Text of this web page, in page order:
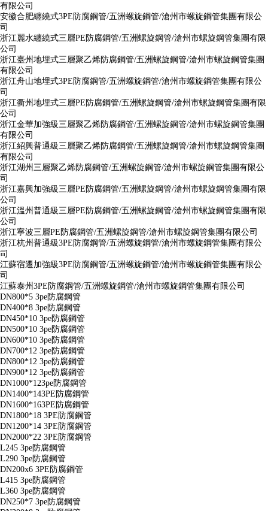
有限公司
安徽合肥纏繞式3PE防腐鋼管/五洲螺旋鋼管/滄州市螺旋鋼管集團有限公
司
浙江麗水纏繞式三層PE防腐鋼管/五洲螺旋鋼管/滄州市螺旋鋼管集團有限
公司
浙江臺州地埋式三層聚乙烯防腐鋼管/五洲螺旋鋼管/滄州市螺旋鋼管集團
有限公司
浙江舟山地埋式3PE防腐鋼管/五洲螺旋鋼管/滄州市螺旋鋼管集團有限公
司
浙江衢州地埋式三層PE防腐鋼管/五洲螺旋鋼管/滄州市螺旋鋼管集團有限
公司
浙江金華加強級三層聚乙烯防腐鋼管/五洲螺旋鋼管/滄州市螺旋鋼管集團
有限公司
浙江紹興普通級三層聚乙烯防腐鋼管/五洲螺旋鋼管/滄州市螺旋鋼管集團
有限公司
浙江湖州三層聚乙烯防腐鋼管/五洲螺旋鋼管/滄州市螺旋鋼管集團有限公
司
浙江嘉興加強級三層PE防腐鋼管/五洲螺旋鋼管/滄州市螺旋鋼管集團有限
公司
浙江溫州普通級三層PE防腐鋼管/五洲螺旋鋼管/滄州市螺旋鋼管集團有限
公司
浙江寧波三層PE防腐鋼管/五洲螺旋鋼管/滄州市螺旋鋼管集團有限公司
浙江杭州普通級3PE防腐鋼管/五洲螺旋鋼管/滄州市螺旋鋼管集團有限公
司
江蘇宿遷加強級3PE防腐鋼管/五洲螺旋鋼管/滄州市螺旋鋼管集團有限公
司
江蘇泰州3PE防腐鋼管/五洲螺旋鋼管/滄州市螺旋鋼管集團有限公司
DN800*5 3pe防腐鋼管
DN400*8 3pe防腐鋼管
DN450*10 3pe防腐鋼管
DN500*10 3pe防腐鋼管
DN600*10 3pe防腐鋼管
DN700*12 3pe防腐鋼管
DN800*12 3pe防腐鋼管
DN900*12 3pe防腐鋼管
DN1000*123pe防腐鋼管
DN1400*143PE防腐鋼管
DN1600*163PE防腐鋼管
DN1800*18 3PE防腐鋼管
DN1200*14 3PE防腐鋼管
DN2000*22 3PE防腐鋼管
L245 3pe防腐鋼管
L290 3pe防腐鋼管
DN200x6 3PE防腐鋼管
L415 3pe防腐鋼管
L360 3pe防腐鋼管
DN250*7 3pe防腐鋼管